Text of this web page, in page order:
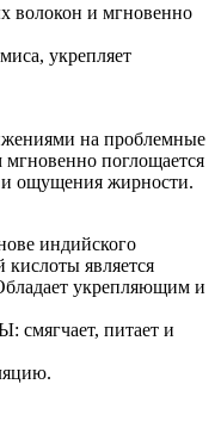
волокон и мгновенно
укрепляет
на проблемные
поглощается
и ощущения жирности.
индийского
является
укрепляющим и
питает и